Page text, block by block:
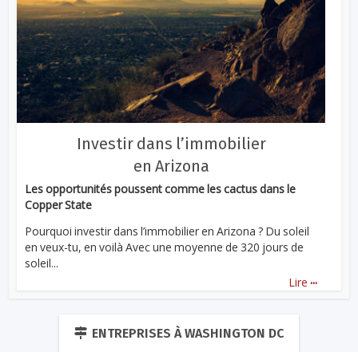
Investir dans l’immobilier
en Arizona
Les opportunités poussent comme les cactus dans le
Copper State
Pourquoi investir dans l’immobilier en Arizona ? Du soleil
en veux-tu, en voilà Avec une moyenne de 320 jours de
soleil...
Lire ...
ENTREPRISES À WASHINGTON DC